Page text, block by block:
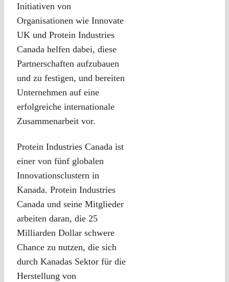
Initiativen von
Organisationen wie Innovate
UK und Protein Industries
Canada helfen dabei, diese
Partnerschaften aufzubauen
und zu festigen, und bereiten
Unternehmen auf eine
erfolgreiche internationale
Zusammenarbeit vor.
Protein Industries Canada ist
einer von fünf globalen
Innovationsclustern in
Kanada. Protein Industries
Canada und seine Mitglieder
arbeiten daran, die 25
Milliarden Dollar schwere
Chance zu nutzen, die sich
durch Kanadas Sektor für die
Herstellung von